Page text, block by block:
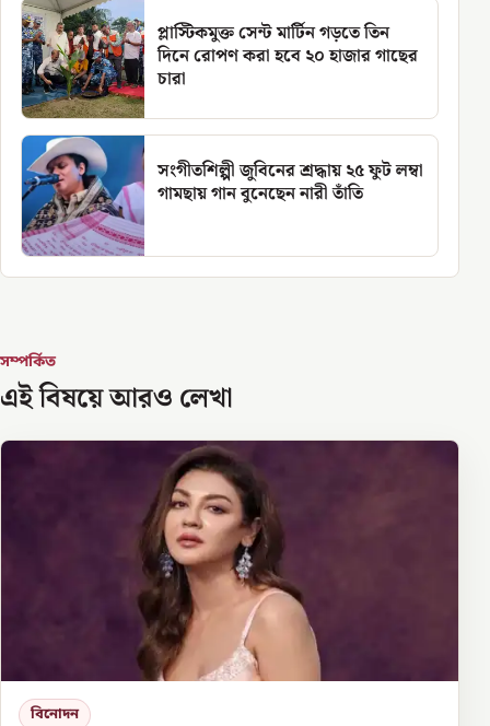
প্লাস্টিকমুক্ত সেন্ট মার্টিন গড়তে তিন
দিনে রোপণ করা হবে ২০ হাজার গাছের
চারা
সংগীতশিল্পী জুবিনের শ্রদ্ধায় ২৫ ফুট লম্বা
গামছায় গান বুনেছেন নারী তাঁতি
সম্পর্কিত
এই বিষয়ে আরও লেখা
বিনোদন